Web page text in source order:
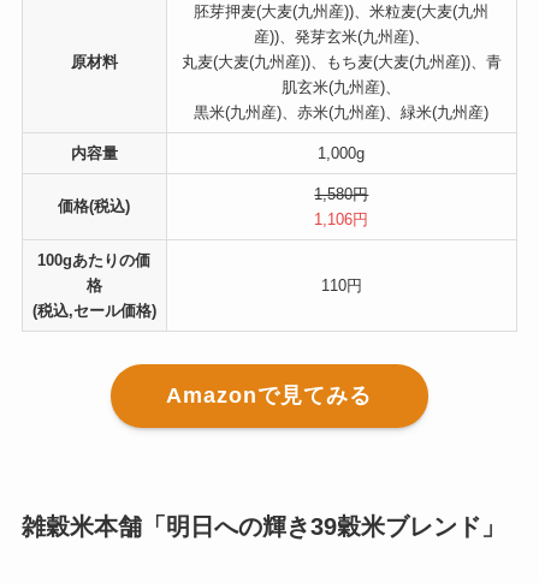
原材料
胚芽押麦(大麦(九州産))、米粒麦(大麦(九州
産))、発芽玄米(九州産)、
丸麦(大麦(九州産))、もち麦(大麦(九州産))、青
肌玄米(九州産)、
黒米(九州産)、赤米(九州産)、緑米(九州産)
内容量 1,000g
価格(税込)
1,580円
1,106円
100gあたりの価
格
(税込,セール価格)
110円
Amazonで見てみる
雑穀米本舗「明日への輝き39穀米ブレンド」